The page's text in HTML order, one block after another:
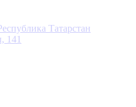
Татарстан
141